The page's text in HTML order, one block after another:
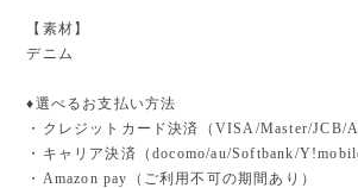
【素材】
デニム
♦︎選べるお支払い方法
・クレジットカード決済（VISA/Master/JCB/
・キャリア決済（docomo/au/Softbank/
・Amazon pay（ご利用不可の期間あり）